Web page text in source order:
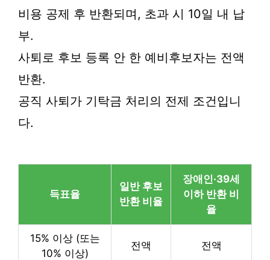
비용 공제 후 반환되며, 초과 시 10일 내 납
부.
사퇴로 후보 등록 안 한 예비후보자는 전액
반환.
공직 사퇴가 기탁금 처리의 전제 조건입니
다.
득표율
일반 후보
반환 비율
장애인·39세
이하 반환 비
율
15% 이상 (또는
10% 이상)
전액 전액